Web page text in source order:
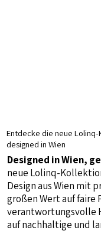
Entdecke die neue
designed in Wien
Designed in Wien,
neue Lolinq-
Design aus Wien mit
großen Wert auf
verantwortungsvolle
auf nachhaltige und